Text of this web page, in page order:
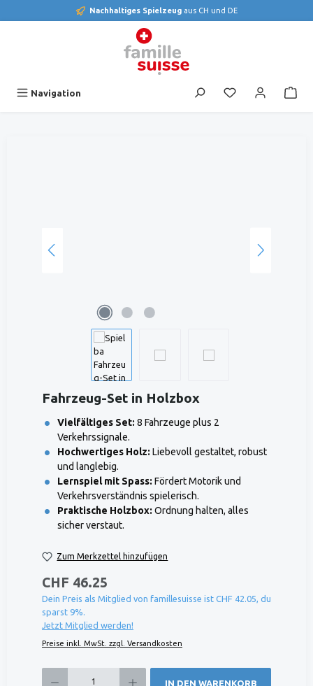
Nachhaltiges Spielzeug aus CH und DE
Navigation Du hast 0
Fahrzeug-Set in Holzbox
Vielfältiges Set: 8 Fahrzeuge plus 2
Verkehrssignale.
Hochwertiges Holz: Liebevoll gestaltet, robust
und langlebig.
Lernspiel mit Spass: Fördert Motorik und
Verkehrsverständnis spielerisch.
Praktische Holzbox: Ordnung halten, alles
sicher verstaut.
Zum Merkzettel hinzufügen
CHF 46.25
Dein Preis als Mitglied von famillesuisse ist CHF 42.05, du
sparst 9%.
Jetzt Mitglied werden!
Preise inkl. MwSt. zzgl. Versandkosten
IN DEN WARENKORB